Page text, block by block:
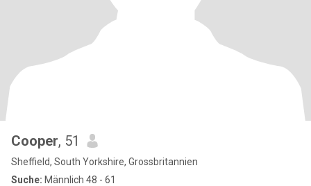
Cooper, 51
Sheffield, South Yorkshire, Grossbritannien
Suche: Männlich 48 - 61